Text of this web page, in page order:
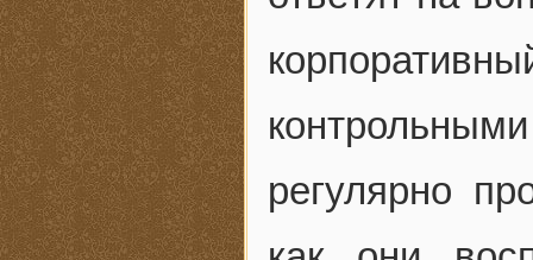
регулярно